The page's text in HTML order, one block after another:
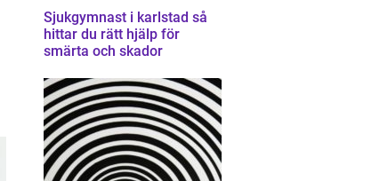
Sjukgymnast i karlstad så
hittar du rätt hjälp för
smärta och skador